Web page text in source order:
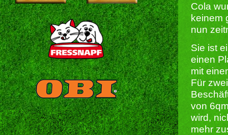
Cola
keinem
nun
Sie ist
einen
mit
Für
von
wird,
mehr